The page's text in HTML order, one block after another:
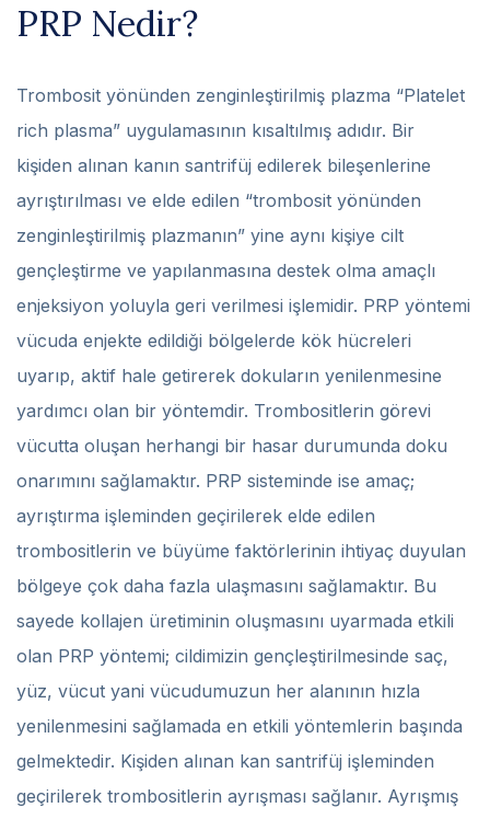
PRP Nedir?
Trombosit yönünden zenginleştirilmiş plazma “Platelet
rich plasma” uygulamasının kısaltılmış adıdır. Bir
kişiden alınan kanın santrifüj edilerek bileşenlerine
ayrıştırılması ve elde edilen “trombosit yönünden
zenginleştirilmiş plazmanın” yine aynı kişiye cilt
gençleştirme ve yapılanmasına destek olma amaçlı
enjeksiyon yoluyla geri verilmesi işlemidir. PRP yöntemi
vücuda enjekte edildiği bölgelerde kök hücreleri
uyarıp, aktif hale getirerek dokuların yenilenmesine
yardımcı olan bir yöntemdir. Trombositlerin görevi
vücutta oluşan herhangi bir hasar durumunda doku
onarımını sağlamaktır. PRP sisteminde ise amaç;
ayrıştırma işleminden geçirilerek elde edilen
trombositlerin ve büyüme faktörlerinin ihtiyaç duyulan
bölgeye çok daha fazla ulaşmasını sağlamaktır. Bu
sayede kollajen üretiminin oluşmasını uyarmada etkili
olan PRP yöntemi; cildimizin gençleştirilmesinde saç,
yüz, vücut yani vücudumuzun her alanının hızla
yenilenmesini sağlamada en etkili yöntemlerin başında
gelmektedir. Kişiden alınan kan santrifüj işleminden
geçirilerek trombositlerin ayrışması sağlanır. Ayrışmış